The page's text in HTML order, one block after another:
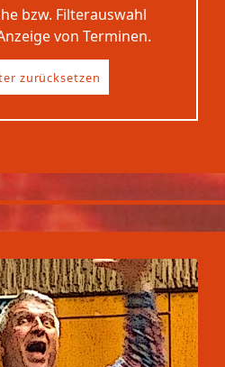
bzw. Filterauswahl
von Terminen.
zurücksetzen